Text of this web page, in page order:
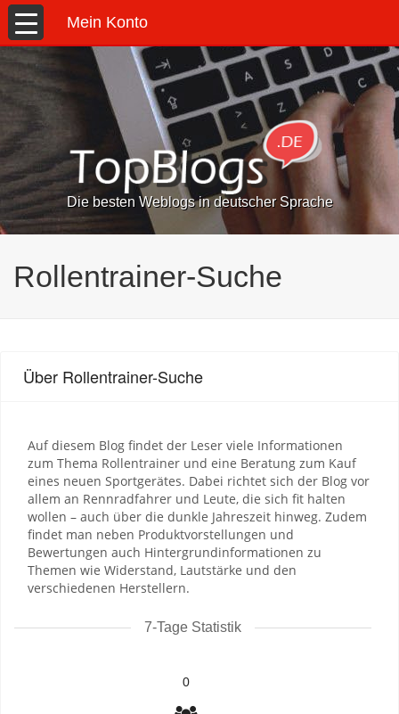
Mein Konto
Die besten Weblogs in deutscher Sprache
Rollentrainer-Suche
Über Rollentrainer-Suche
Auf diesem Blog findet der Leser viele Informationen
zum Thema Rollentrainer und eine Beratung zum Kauf
eines neuen Sportgerätes. Dabei richtet sich der Blog vor
allem an Rennradfahrer und Leute, die sich fit halten
wollen – auch über die dunkle Jahreszeit hinweg. Zudem
findet man neben Produktvorstellungen und
Bewertungen auch Hintergrundinformationen zu
Themen wie Widerstand, Lautstärke und den
verschiedenen Herstellern.
7-Tage Statistik
0